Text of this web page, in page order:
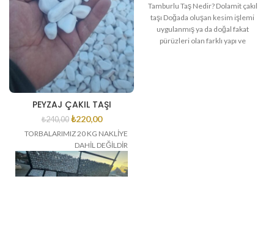
PEYZAJ ÇAKIL TAŞI
₺240,00 ₺220,00
TORBALARIMIZ 20 KG NAKLİYE
DAHİL DEĞİLDİR
Tamburlu Taş Nedir? Dolamit çakıl
taşı Doğada oluşan kesim işlemi
uygulanmış ya da doğal fakat
pürüzleri olan farklı yapı ve